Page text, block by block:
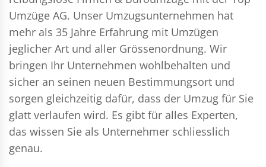
Umzüge AG. Unser Umzugsunternehmen hat
mehr als 35 Jahre Erfahrung mit Umzügen
jeglicher Art und aller Grössenordnung. Wir
bringen Ihr Unternehmen wohlbehalten und
sicher an seinen neuen Bestimmungsort und
sorgen gleichzeitig dafür, dass der Umzug für Sie
glatt verlaufen wird. Es gibt für alles Experten,
das wissen Sie als Unternehmer schliesslich
genau.